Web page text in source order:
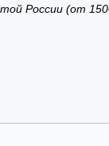
России (от